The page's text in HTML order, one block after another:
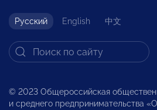
Русский English 中文
© 2023 Общероссийская
и среднего предпринимательства